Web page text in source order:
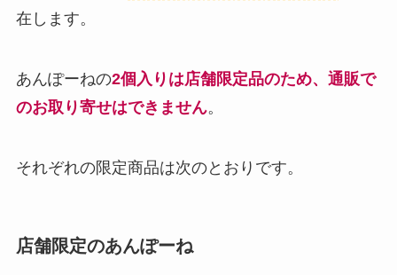
在します。
あんぽーねの2個入りは店舗限定品のため、通販で
のお取り寄せはできません。
それぞれの限定商品は次のとおりです。
店舗限定のあんぽーね